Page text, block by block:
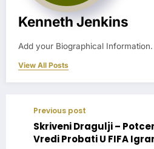
Kenneth Jenkins
Add your Biographical Information.
View All Posts
Previous post
Skriveni Dragulji –
Vredi Probati U FIFA